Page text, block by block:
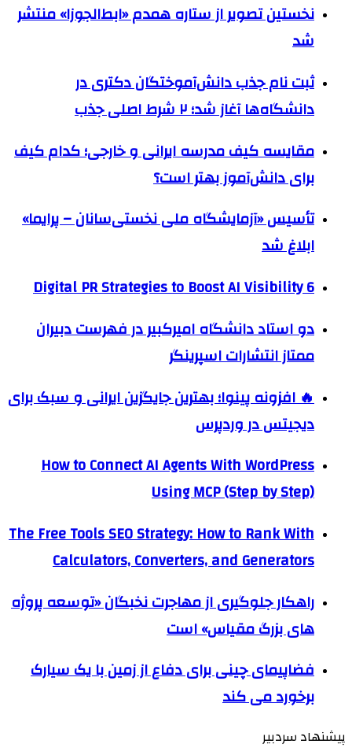
نخستین تصویر از ستاره همدم «ابط‌الجوزا» منتشر
شد
ثبت نام جذب دانش‌آموختگان دکتری در
دانشگاه‌ها آغاز شد؛ ۲ شرط اصلی جذب
مقایسه کیف مدرسه ایرانی و خارجی؛ کدام کیف
برای دانش‌آموز بهتر است؟
تأسیس «آزمایشگاه ملی نخستی‌سانان – پرایما»
ابلاغ شد
6 Digital PR Strategies to Boost AI Visibility
دو استاد دانشگاه امیرکبیر در فهرست دبیران
ممتاز انتشارات اسپرینگر
🔥 افزونه پینوا؛ بهترین جایگزین ایرانی و سبک برای
دیجیتس در وردپرس
How to Connect AI Agents With WordPress
Using MCP (Step by Step)
The Free Tools SEO Strategy: How to Rank With
Calculators, Converters, and Generators
راهکار جلوگیری از مهاجرت نخبگان «توسعه پروژه
های بزرگ مقیاس» است
فضاپیمای چینی برای دفاع از زمین با یک سیارک
برخورد می کند
پیشنهاد سردبیر